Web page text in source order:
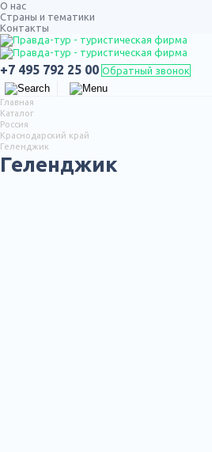
О нас
Страны и тематики
Контакты
ТУРЫ ПО РОССИИ
+7 495 792 25 00 Обратный звонок
Главная
Каталог
Россия
Краснодарский край
Геленджик
Геленджик